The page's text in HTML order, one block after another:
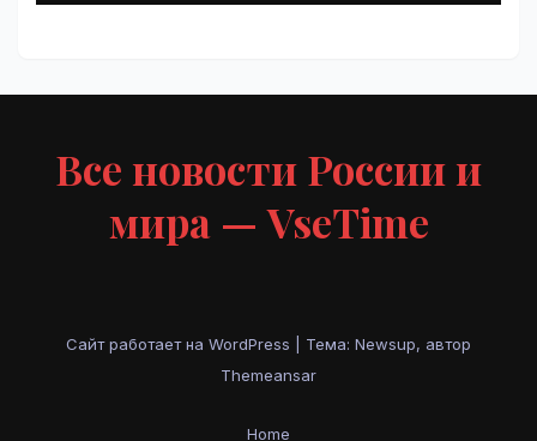
Все новости России и
мира — VseTime
Сайт работает на WordPress
Тема: Newsup, автор
Themeansar
Home